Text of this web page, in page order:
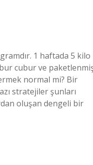
1 haftada 5 kilo
cubur ve
normal mi? Bir
stratejiler şunları
oluşan dengeli bir